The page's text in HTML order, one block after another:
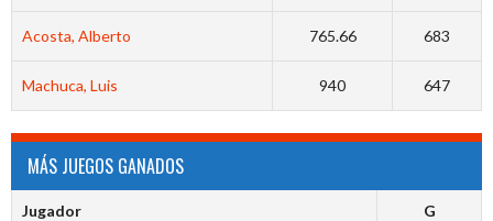
Acosta, Alberto 765.66 683
Machuca, Luis 940 647
MÁS JUEGOS GANADOS
Jugador G